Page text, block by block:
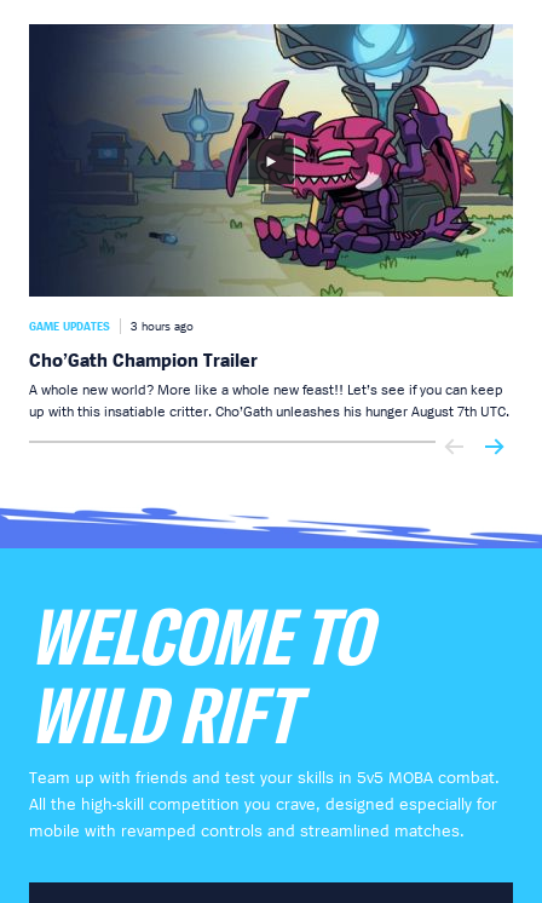
GAME UPDATES 3 hours ago
Cho’Gath Champion Trailer
A whole new world? More like a whole new feast!! Let’s see if you can keep
up with this insatiable critter. Cho’Gath unleashes his hunger August 7th UTC.
WELCOME TO
WILD RIFT
Team up with friends and test your skills in 5v5 MOBA combat.
All the high-skill competition you crave, designed especially for
mobile with revamped controls and streamlined matches.